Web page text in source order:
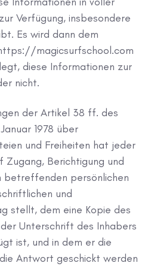
Verfügung, insbesondere
Es wird dann dem
magicsurfschool.com
diese Informationen zur
nicht.
der Artikel 38 ff. des
1978 über
und Freiheiten hat jeder
Berichtigung und
betreffenden persönlichen
und
stellt, dem eine Kopie des
Unterschrift des Inhabers
ist, und in dem er die
Antwort geschickt werden